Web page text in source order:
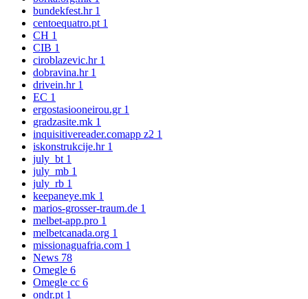
bundekfest.hr 1
centoequatro.pt 1
CH 1
CIB 1
ciroblazevic.hr 1
dobravina.hr 1
drivein.hr 1
EC 1
ergostasiooneirou.gr 1
gradzasite.mk 1
inquisitivereader.comapp z2 1
iskonstrukcije.hr 1
july_bt 1
july_mb 1
july_rb 1
keepaneye.mk 1
marios-grosser-traum.de 1
melbet-app.pro 1
melbetcanada.org 1
missionaguafria.com 1
News 78
Omegle 6
Omegle cc 6
ondr.pt 1